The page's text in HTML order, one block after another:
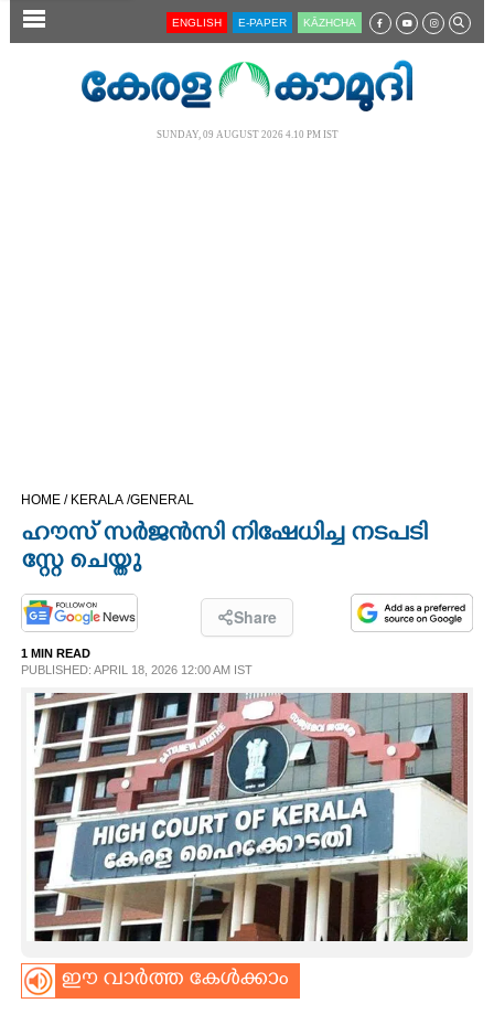
SECTIONS
OPINION
LIFESTYLE
SPIRITUAL
INFO+
ART
ASTRO
ENGLISH E-PAPER KĀZHCHA
SUNDAY, 09 AUGUST 2026 4.10 PM IST
HOME / KERALA /GENERAL
ഹൗസ് സർജൻസി നിഷേധിച്ച നടപടി
സ്റ്റേ ചെയ്തു
Share
1 MIN READ
PUBLISHED: APRIL 18, 2026 12:00 AM IST
ഈ വാർത്ത കേൾക്കാം